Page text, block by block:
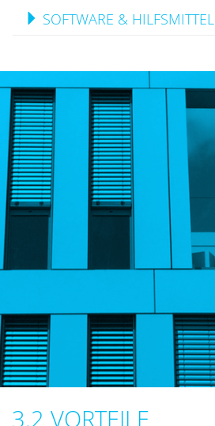
SOFTWARE & HILFSMITTEL
3.2 VORTEILE